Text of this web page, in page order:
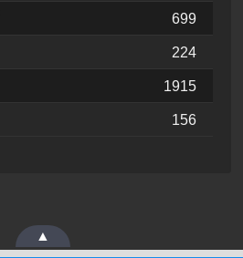
699
224
1915
156
▲